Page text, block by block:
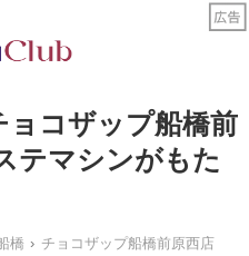
ョコザップ船橋前
テマシンがもた
橋 チョコザップ船橋前原西店